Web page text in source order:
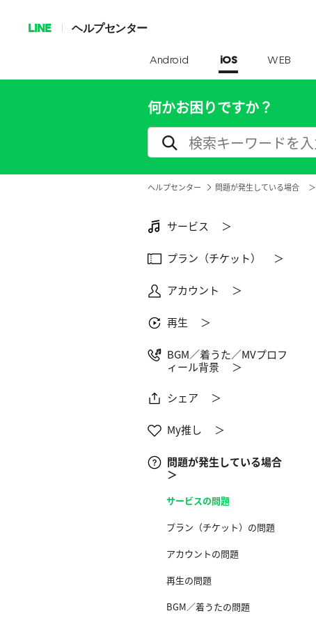
LINE ヘルプセンター
Android iOS WEB
何かお困りですか？
ヘルプセンター 問題が発生している場合 ＞
サービス ＞
プラン（チケット） ＞
アカウント ＞
再生 ＞
BGM／着うた／MVプロフ
ィール背景 ＞
シェア ＞
My推し ＞
問題が発生している場合
＞
サービス​の問題
プラン（チケット）の問題
アカウントの問題
再生の問題
BGM／着うたの問題